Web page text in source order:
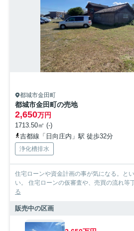
都城市金田町
都城市金田町の売地
2,650万円
1713.50㎡ (-)
吉都線「日向庄内」駅 徒歩32分
浄化槽排水
住宅ローンや資金計画の事が気になる。と
い。 住宅ローンの仮審査や、売買の流れ等
る
販売中の区画